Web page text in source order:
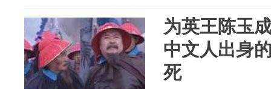
为英王陈玉
中文人出身
死